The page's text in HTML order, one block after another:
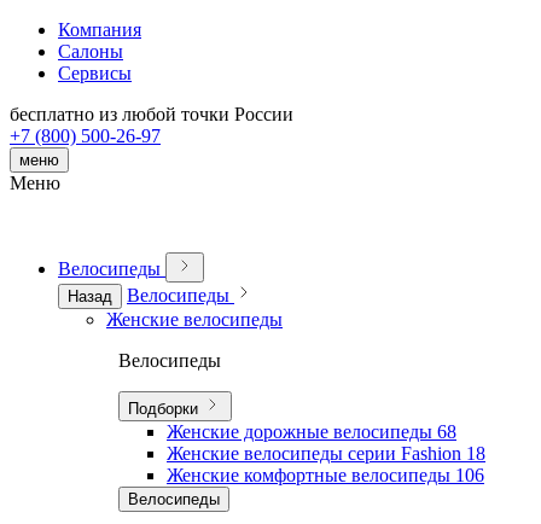
Компания
Салоны
Сервисы
бесплатно из любой точки России
+7 (800) 500-26-97
меню
Меню
Велосипеды
Назад
Велосипеды
Женские велосипеды
Велосипеды
Подборки
Женские дорожные велосипеды 68
Женские велосипеды серии Fashion 18
Женские комфортные велосипеды 106
Велосипеды